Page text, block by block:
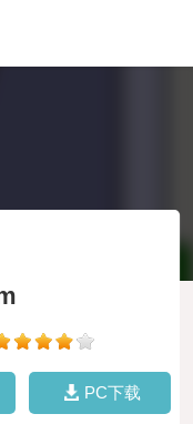
PC下载